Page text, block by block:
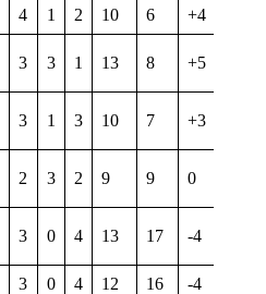
4 1 2 10 6 +4
3 3 1 13 8 +5
3 1 3 10 7 +3
2 3 2 9 9 0
3 0 4 13 17 -4
3 0 4 12 16 -4